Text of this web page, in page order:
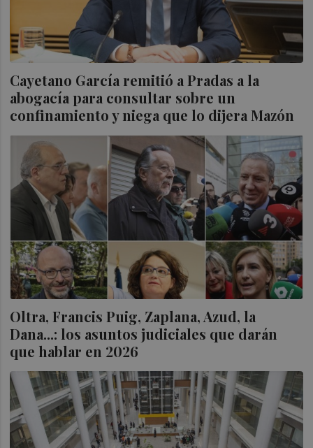
Cayetano García remitió a Pradas a la
abogacía para consultar sobre un
confinamiento y niega que lo dijera Mazón
Oltra, Francis Puig, Zaplana, Azud, la
Dana...: los asuntos judiciales que darán
que hablar en 2026